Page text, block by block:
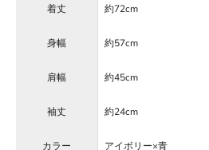
着丈 約72cm
身幅 約57cm
肩幅 約45cm
袖丈 約24cm
カラー アイボリー×青